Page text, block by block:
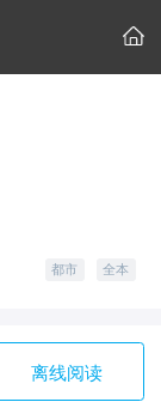

都市 全本
离线阅读